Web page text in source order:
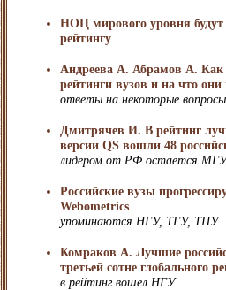
НОЦ мирового уровня будут
рейтингу
Андреева А. Абрамов А. Как
рейтинги вузов и на что
ответы на некоторые
Дмитрячев И. В рейтинг
версии QS вошли 48
лидером от РФ остается МГУ
Российские вузы
Webometrics
упоминаются НГУ, ТГУ, ТПУ
Комраков А. Лучшие
третьей сотне глобального
в рейтинг вошел НГУ